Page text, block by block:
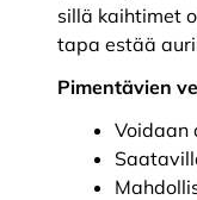
sillä kaihtimet
tapa estää
Pimentävien
Voidaan